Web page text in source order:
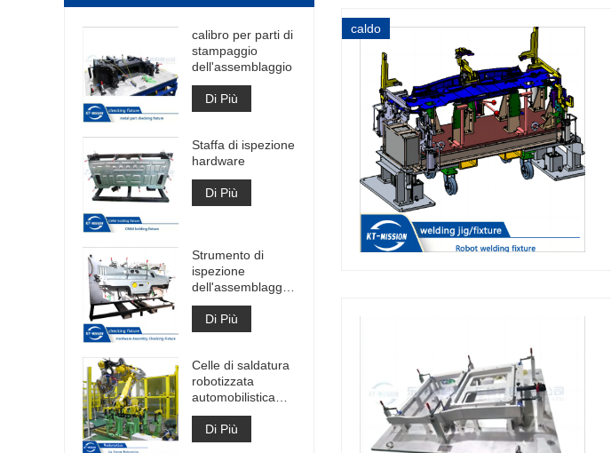
caldo
calibro per parti di
stampaggio
dell'assemblaggio
Di Più
Staffa di ispezione
hardware
Di Più
Strumento di
ispezione
dell'assemblaggio
hardware di
grandi dimensioni
Di Più
Celle di saldatura
robotizzata
automobilistica
Celle di saldatura
ad arco veloce
Costruzione di
Di Più